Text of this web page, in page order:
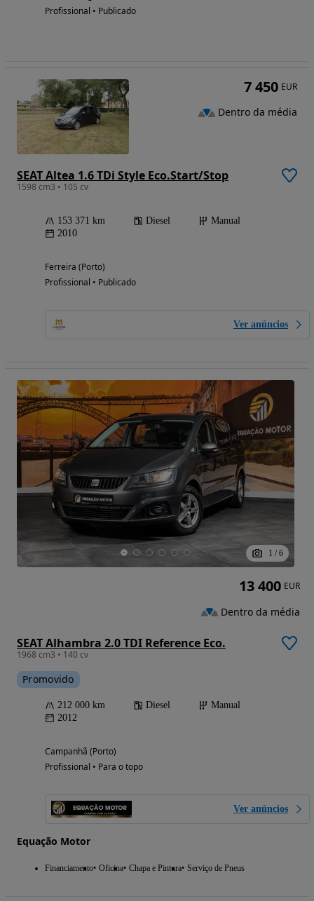
Profissional • Publicado
SEAT Altea 1.6 TDi Style Eco.Start/Stop
1598 cm3 • 105 cv
153 371 km Diesel
Manual
2010
Ferreira (Porto)
Profissional • Publicado
Ver anúncios
7 450 EUR
Dentro da média
1 / 6
SEAT Alhambra 2.0 TDI Reference Eco.
1968 cm3 • 140 cv
Promovido
212 000 km Diesel
Manual
2012
Campanhã (Porto)
Profissional • Para o topo
Ver anúncios
Equação Motor
Financiamento Oficina Chapa e Pintura Serviço de Pneus
13 400 EUR
Dentro da média